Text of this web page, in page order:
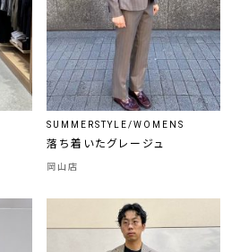
SUMMERSTYLE/WOMENS
落ち着いたグレージュ
岡山店